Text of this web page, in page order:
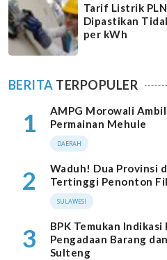
Tarif Listrik
Dipastikan
per kWh
BERITA TERPOPULER
1
AMPG Morowali
Permainan Mehule
DAERAH
2
Waduh! Dua Provinsi
Tertinggi Penonton
SULAWESI
3
BPK Temukan
Pengadaan Barang
Sulteng